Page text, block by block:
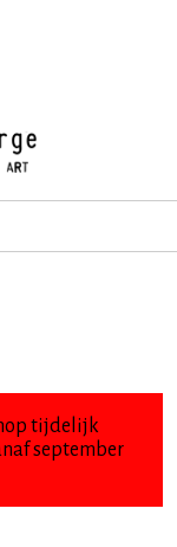
tijdelijk
september